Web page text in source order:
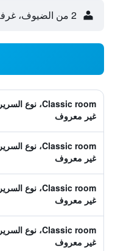
2 من الضيوف، غرفة واحدة
Classic room، نوع السرير
غير معروف
Classic room، نوع السرير
غير معروف
Classic room، نوع السرير
غير معروف
Classic room، نوع السرير
غير معروف